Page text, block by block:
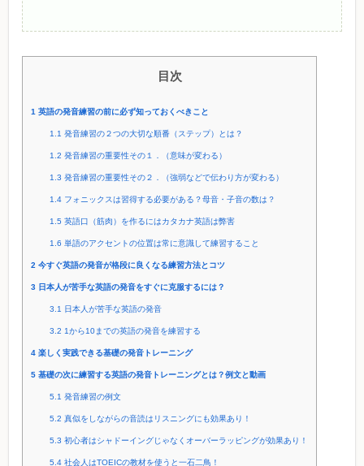
目次
1 英語の発音練習の前に必ず知っておくべきこと
1.1 発音練習の２つの大切な順番（ステップ）とは？
1.2 発音練習の重要性その１．（意味が変わる）
1.3 発音練習の重要性その２．（強弱などで伝わり方が変わる）
1.4フォニックスは習得する必要がある？母音・子音の数は？
1.5 英語口（筋肉）を作るにはカタカナ英語は弊害
1.6 単語のアクセントの位置は常に意識して練習すること
2 今すぐ英語の発音が格段に良くなる練習方法とコツ
3 日本人が苦手な英語の発音をすぐに克服するには？
3.1 日本人が苦手な英語の発音
3.2 1から10までの英語の発音を練習する
4 楽しく実践できる基礎の発音トレーニング
5 基礎の次に練習する英語の発音トレーニングとは？例文と動画
5.1 発音練習の例文
5.2 真似をしながらの音読はリスニングにも効果あり！
5.3 初心者はシャドーイングじゃなくオーバーラッピングが効果あり！
5.4社会人はTOEICの教材を使うと一石二鳥！